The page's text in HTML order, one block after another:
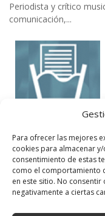
Para ofrecer las mejores
cookies para almacenar
consentimiento de estas
como el comportamiento
en este sitio. No
negativamente a ciertas
Periodista y crítico
comunicación,...
DESIREE MARTÍN